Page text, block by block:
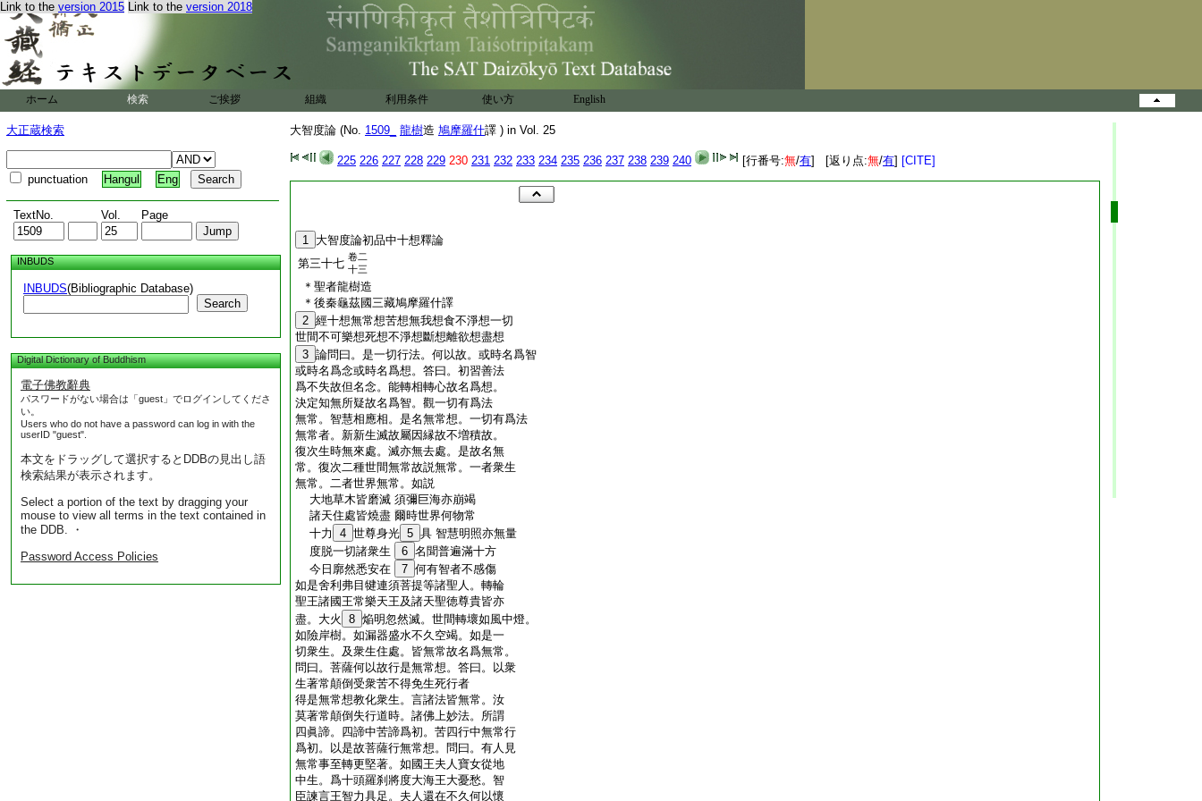
Link to the version 2015 Link to the version 2018
ホーム 検索 ご挨拶 組織 利用条件 使い方 English
大正蔵検索
punctuation Hangul Eng
TextNo. Vol. Page
INBUDS
INBUDS(Bibliographic Database)
Search
Digital Dictionary of Buddhism
電子佛教辭典
パスワードがない場合は「guest」でログインしてくださ
い。
Users who do not have a password can log in with the
userID "guest".
本文をドラッグして選択するとDDBの見出し語
検索結果が表示されます。
Select a portion of the text by dragging your
mouse to view all terms in the text contained in
the DDB. ・
Password Access Policies
大智度論 (No. 1509_ 龍樹造 鳩摩羅什譯 ) in Vol. 25
225 226 227 228 229 230 231 232 233 234 235 236 237 238 239 240 [行番号:無/有] [返り点:無/有] [CITE]
1 大智度論初品中十想釋論
第三十七 卷二
十三
＊聖者龍樹造
＊後秦龜茲國三藏鳩摩羅什譯
2 經十想無常想苦想無我想食不淨想一切
世間不可樂想死想不淨想斷想離欲想盡想
3 論問曰。是一切行法。何以故。或時名爲智
或時名爲念或時名爲想。答曰。初習善法
爲不失故但名念。能轉相轉心故名爲想。
決定知無所疑故名爲智。觀一切有爲法
無常。智慧相應相。是名無常想。一切有爲法
無常者。新新生滅故屬因縁故不増積故。
復次生時無來處。滅亦無去處。是故名無
常。復次二種世間無常故説無常。一者衆生
無常。二者世界無常。如説
大地草木皆磨滅 須彌巨海亦崩竭
諸天住處皆燒盡 爾時世界何物常
十力
4 世尊身光 5 具 智慧明照亦無量
度脱一切諸衆生
6 名聞普遍滿十方
今日廓然悉安在
7 何有智者不感傷
如是舍利弗目犍連須菩提等諸聖人。轉輪
聖王諸國王常樂天王及諸天聖徳尊貴皆亦
盡。大火
8 焔明忽然滅。世間轉壞如風中燈。
如險岸樹。如漏器盛水不久空竭。如是一
切衆生。及衆生住處。皆無常故名爲無常。
問曰。菩薩何以故行是無常想。答曰。以衆
生著常顛倒受衆苦不得免生死行者
得是無常想教化衆生。言諸法皆無常。汝
莫著常顛倒失行道時。諸佛上妙法。所謂
四眞諦。四諦中苦諦爲初。苦四行中無常行
爲初。以是故菩薩行無常想。問曰。有人見
無常事至轉更堅著。如國王夫人寶女從地
中生。爲十頭羅刹將度大海王大憂愁。智
臣諫言王智力具足。夫人還在不久何以懷